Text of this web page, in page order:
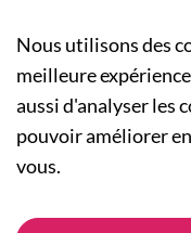
A PROPOS
Qui sommes-
Actualités
Nos
NOS
ASSISTANCE
Nous utilisons des
meilleure
aussi d'analyser les
pouvoir améliorer
vous.